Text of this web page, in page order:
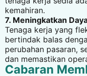
kemahiran.
7. Meningkatkan
Tenaga kerja yang
bertindak balas
perubahan pasaran,
dan memastikan
Cabaran